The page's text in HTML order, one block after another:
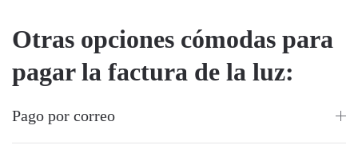
Otras opciones cómodas para
pagar la factura de la luz:
Pago por correo